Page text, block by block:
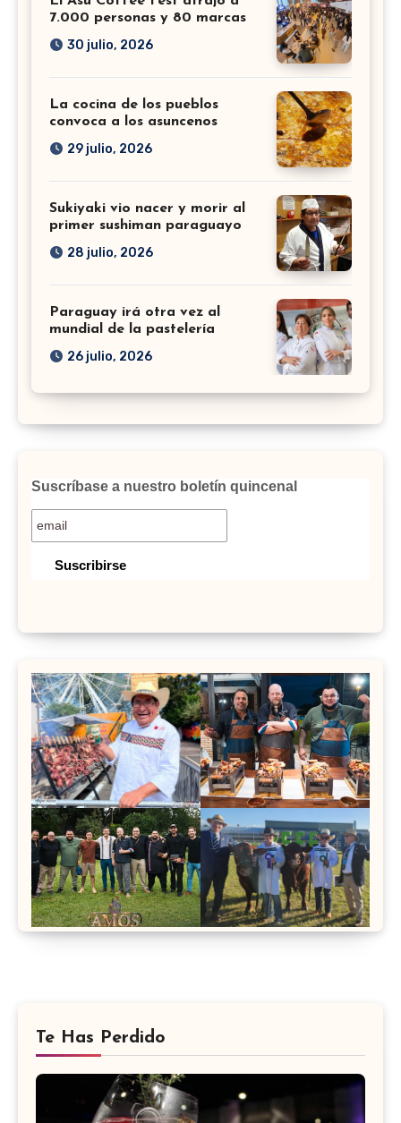
7.000 personas y 80 marcas
30 julio, 2026
La cocina de los pueblos
convoca a los asuncenos
29 julio, 2026
Sukiyaki vio nacer y morir al
primer sushiman paraguayo
28 julio, 2026
Paraguay irá otra vez al
mundial de la pastelería
26 julio, 2026
Suscríbase a nuestro boletín quincenal
Te Has Perdido